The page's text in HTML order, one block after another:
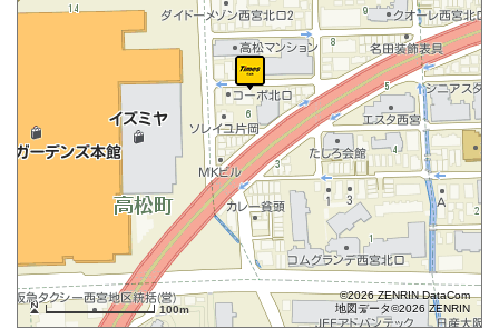
100m
©2026 ZENRIN DataCom
地図データ©2026 ZENRIN